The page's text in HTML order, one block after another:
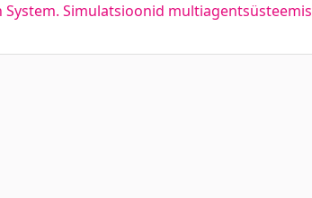
Simulatsioonid multiagentsüsteemis